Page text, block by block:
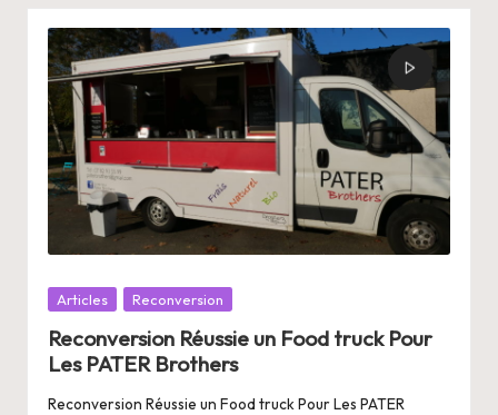
Posté
Articles Reconversion
Reconversion Réussie un Food truck Pour
Les PATER Brothers
Reconversion Réussie un Food truck Pour Les PATER